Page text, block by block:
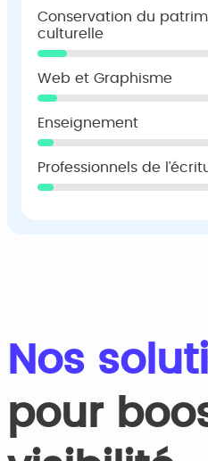
Conservation du
culturelle
Web et Graphisme
Enseignement
Professionnels de
Nos
pour